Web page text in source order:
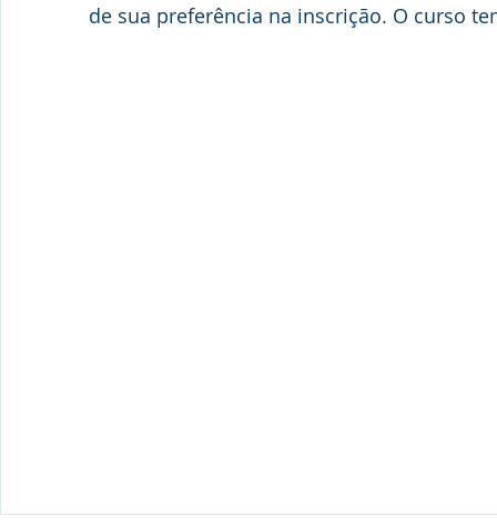
de sua preferência na inscrição. O curso